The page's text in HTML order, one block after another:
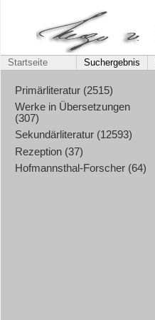
Startseite Suchergebnis
Primärliteratur (2515)
Werke in Übersetzungen
(307)
Sekundärliteratur (12593)
Rezeption (37)
Hofmannsthal-Forscher (64)